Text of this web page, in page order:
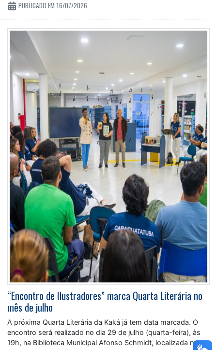
PUBLICADO EM 16/07/2026
“Encontro de Ilustradores” marca Quarta Literária no
mês de julho
A próxima Quarta Literária da Kaká já tem data marcada. O
encontro será realizado no dia 29 de julho (quarta-feira), às
19h, na Biblioteca Municipal Afonso Schmidt, localizada na